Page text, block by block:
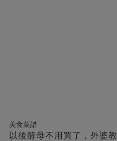
美食菜譜
以後酵母不用買了，外婆教